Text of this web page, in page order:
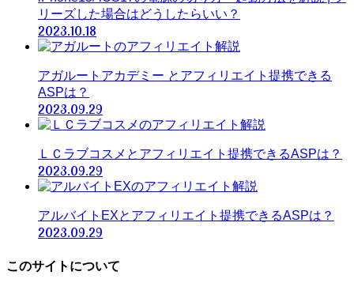
リーズした場合はどうしたらいい？
2023.10.18
アガルートアカデミー とアフィリエイト提携できる
ASPは？
2023.09.29
ＬＣラブコスメとアフィリエイト提携できるASPは？
2023.09.29
アルバイトEXとアフィリエイト提携できるASPは？
2023.09.29
このサイトについて